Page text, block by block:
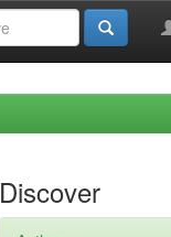
Discover